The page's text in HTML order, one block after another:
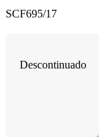
SCF695/17
Descontinuado